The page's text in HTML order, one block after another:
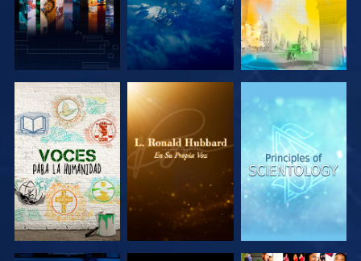
EXPLORA LAS
SERIES
EXPLORA LAS
SERIES
EXPLORA LAS
SERIES